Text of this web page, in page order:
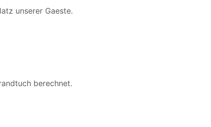
unserer Gaeste.
berechnet.